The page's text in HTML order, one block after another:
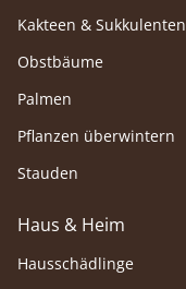
Kakteen & Sukkulenten
Obstbäume
Palmen
Pflanzen überwintern
Stauden
Haus & Heim
Hausschädlinge